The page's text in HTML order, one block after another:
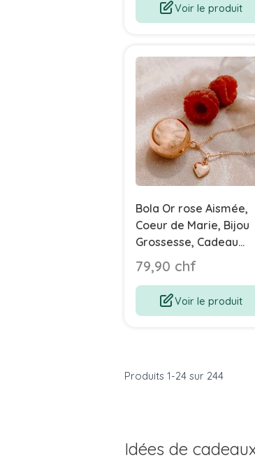
Voir le produit
Bola Or rose Aismée,
Coeur de Marie, Bijou
Grossesse, Cadeau
Bijou Future Maman
79,90 chf
Voir le produit
Produits 1-24 sur 244
Idées de